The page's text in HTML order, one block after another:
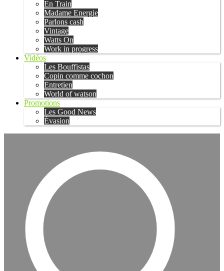
En Train
Madame Energie
Parlons cash
Vintage
Watts On
Work in progress
Vidéos
Les Bouffistas
Copin comme cochon
Entretien
World of watson
Promotions
Les Good News
Évasion